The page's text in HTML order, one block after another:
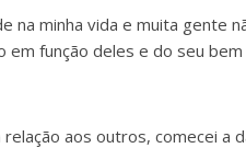
na minha vida e muita gente
em função deles e do seu
aos outros, comecei a